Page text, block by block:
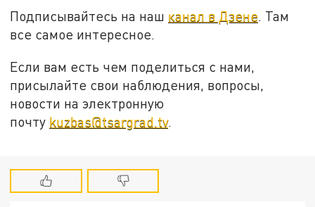
Подписывайтесь на наш канал в Дзене. Там
все самое интересное.
Если вам есть чем поделиться с нами,
присылайте свои наблюдения, вопросы,
новости на электронную
почту kuzbas@tsargrad.tv.